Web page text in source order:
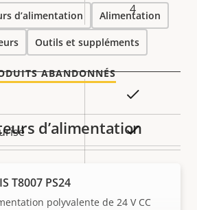
Valeur de
la
propriété
4
la
propriété
Oui
–
d’alimentation Alimentation
Outils et suppléments
ABANDONNÉS
d’alimentation
T8007 PS24
polyvalente de 24 V CC